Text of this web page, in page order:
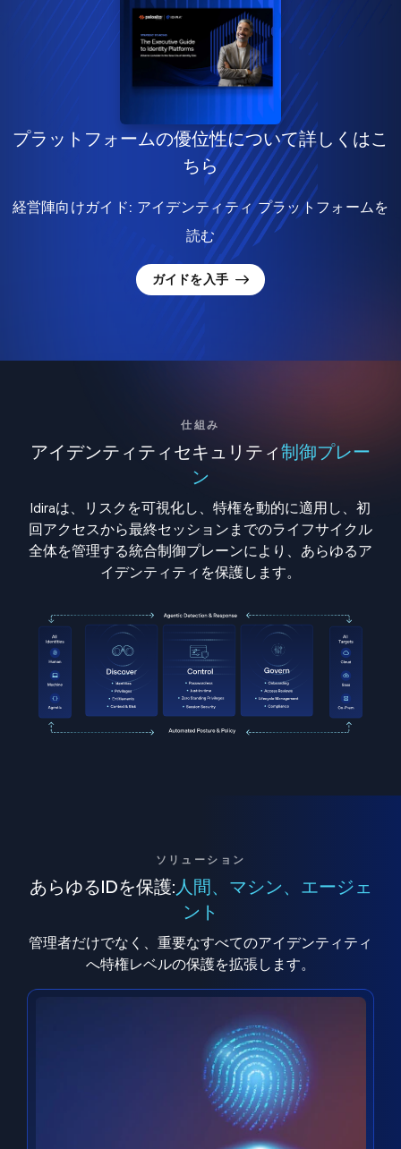
プラットフォームの優位性について詳しくはこ
ちら
経営陣向けガイド: アイデンティティ プラットフォームを
読む
ガイドを入手
仕組み
アイデンティティセキュリティ制御プレー
ン
Idiraは、リスクを可視化し、特権を動的に適用し、初
回アクセスから最終セッションまでのライフサイクル
全体を管理する統合制御プレーンにより、あらゆるア
イデンティティを保護します。
ソリューション
あらゆるIDを保護: 人間、マシン、エージェ
ント
管理者だけでなく、重要なすべてのアイデンティティ
へ特権レベルの保護を拡張します。